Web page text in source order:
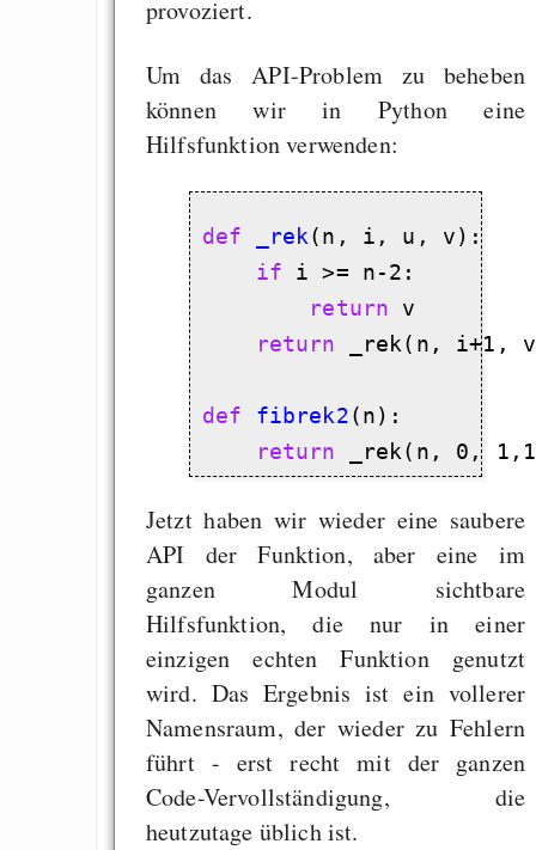
provoziert.
Um das API-Problem zu beheben
können wir in Python eine
Hilfsfunktion verwenden:
def _rek(n, i, u, v):
if i >= n-2:
return v
return _rek(n, i+1,
def fibrek2(n):
return
Jetzt haben wir wieder eine saubere
API der Funktion, aber eine im
ganzen Modul sichtbare
Hilfsfunktion, die nur in einer
einzigen echten Funktion genutzt
wird. Das Ergebnis ist ein vollerer
Namensraum, der wieder zu Fehlern
führt - erst recht mit der ganzen
Code-Vervollständigung, die
heutzutage üblich ist.